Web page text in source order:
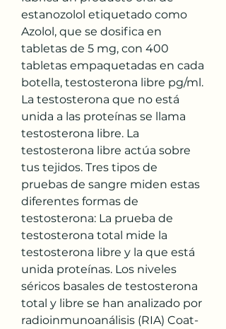
estanozolol etiquetado como
Azolol, que se dosifica en
tabletas de 5 mg, con 400
tabletas empaquetadas en cada
botella, testosterona libre pg/ml.
La testosterona que no está
unida a las proteínas se llama
testosterona libre. La
testosterona libre actúa sobre
tus tejidos. Tres tipos de
pruebas de sangre miden estas
diferentes formas de
testosterona: La prueba de
testosterona total mide la
testosterona libre y la que está
unida proteínas. Los niveles
séricos basales de testosterona
total y libre se han analizado por
radioinmunoanálisis (RIA) Coat-